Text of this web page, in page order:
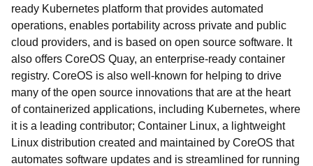
ready Kubernetes platform that provides automated
operations, enables portability across private and public
cloud providers, and is based on open source software. It
also offers CoreOS Quay, an enterprise-ready container
registry. CoreOS is also well-known for helping to drive
many of the open source innovations that are at the heart
of containerized applications, including Kubernetes, where
it is a leading contributor; Container Linux, a lightweight
Linux distribution created and maintained by CoreOS that
automates software updates and is streamlined for running